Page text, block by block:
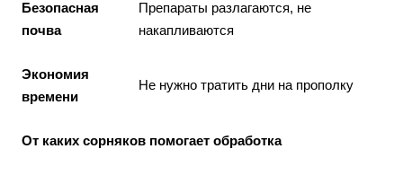
Безопасная
почва
Препараты разлагаются, не
накапливаются
Экономия
времени
Не нужно тратить дни на прополку
От каких сорняков помогает обработка